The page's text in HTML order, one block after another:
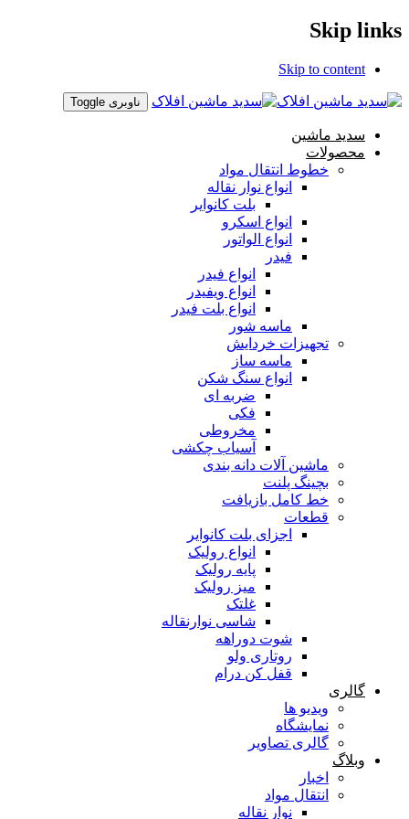
Skip links
Skip to content
ناوبری Toggle
سدید ماشین
محصولات
خطوط انتقال مواد
انواع نوار نقاله
بلت کانوایر
انواع اسکرو
انواع الواتور
فیدر
انواع فیدر
انواع ویفیدر
انواع بلت فیدر
ماسه شور
تجهیزات خردایش
ماسه ساز
انواع سنگ شکن
ضربه ای
فکی
مخروطی
آسیاب چکشی
ماشین آلات دانه بندی
بچینگ پلنت
خط کامل بازیافت
قطعات
اجزای بلت کانوایر
انواع رولیک
پایه رولیک
میز رولیک
غلتک
شاسی نوارنقاله
شوت دوراهه
روتاری ولو
قفل کن درام
گالری
ویدیو ها
نمایشگاه
گالری تصاویر
وبلاگ
اخبار
انتقال مواد
نوار نقاله